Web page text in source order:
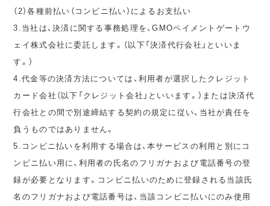
（2）各種前払い（コンビニ払い）によるお支払い
3.当社は、決済に関する事務処理を、GMOペイメントゲートウ
ェイ株式会社に委託します。（以下「決済代行会社」といいま
す。）
4.代金等の決済方法については、利用者が選択したクレジット
カード会社（以下「クレジット会社」といいます。）または決済代
行会社との間で別途締結する契約の規定に従い、当社が責任を
負うものではありません。
5.コンビニ払いを利用する場合は、本サービスの利用と別にコ
ンビニ払い用に、利用者の氏名のフリガナおよび電話番号の登
録が必要となります。コンビニ払いのために登録される当該氏
名のフリガナおよび電話番号は、当該コンビニ払いにのみ使用